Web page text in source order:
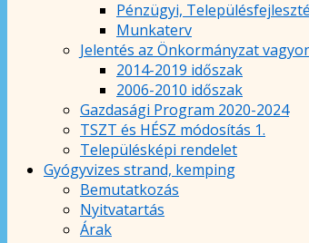
Pénzügyi,
Munkaterv
Jelentés az Önkormányzat
2014-2019 időszak
2006-2010 időszak
Gazdasági Program 2020-2024
TSZT és HÉSZ módosítás 1.
Településképi rendelet
Gyógyvizes strand, kemping
Bemutatkozás
Nyitvatartás
Árak